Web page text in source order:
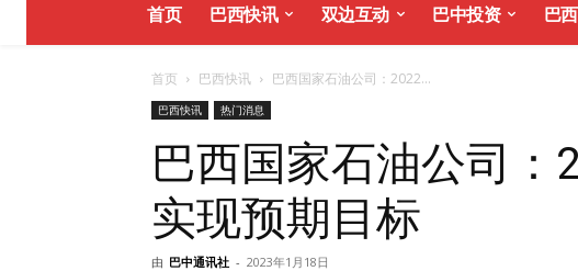
首页 巴西快讯 双边互动 巴中投资 巴
首页 巴西快讯 巴西国家石油公司：2022...
巴西快讯 热门消息
巴西国家石油公司：
实现预期目标
由 巴中通讯社 - 2023年1月18日